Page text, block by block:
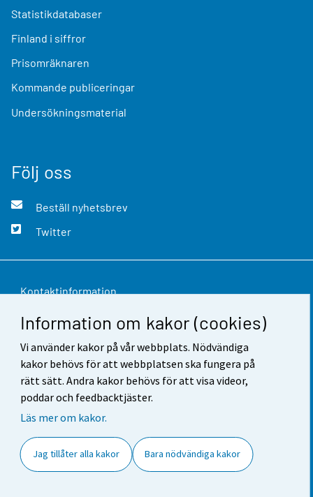
Information om kakor (cookies)
Vi använder kakor på vår webbplats. Nödvändiga
kakor behövs för att webbplatsen ska fungera på
rätt sätt. Andra kakor behövs för att visa videor,
poddar och feedbacktjäster.
Läs mer om kakor.
Jag tillåter alla kakor Bara nödvändiga kakor
Statistikdatabaser
Finland i siffror
Prisomräknaren
Kommande publiceringar
Undersökningsmaterial
Följ oss
Beställ nyhetsbrev
Twitter
Kontaktinformation
Respons
Användarvillkor
Dataskydd
Tillgänglighet
Cookie-inställningar